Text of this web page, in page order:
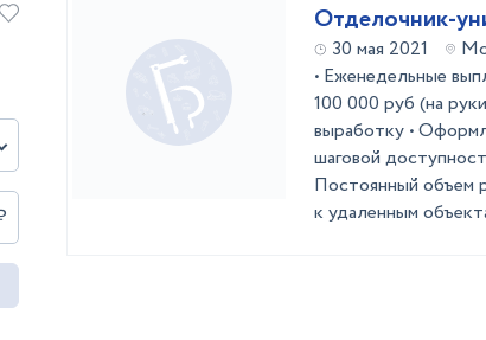
Отделочник-
30 мая 2021
• Еженедельные
100 000 руб (на
выработку •
шаговой
Постоянный объем
к удаленным